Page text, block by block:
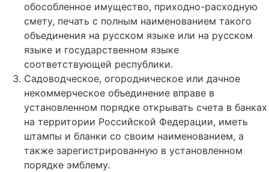
обособленное имущество, приходно-расходную
смету, печать с полным наименованием такого
объединения на русском языке или на русском
языке и государственном языке
соответствующей республики.
Садоводческое, огородническое или дачное
некоммерческое объединение вправе в
установленном порядке открывать счета в банках
на территории Российской Федерации, иметь
штампы и бланки со своим наименованием, а
также зарегистрированную в установленном
порядке эмблему.